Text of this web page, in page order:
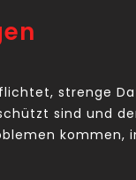
strenge
sind und
kommen,